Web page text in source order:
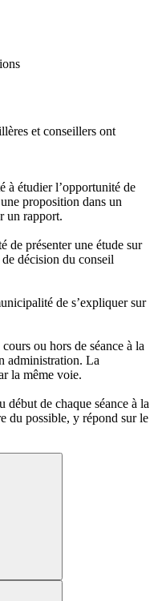
et conseillers ont
à étudier l’opportunité de
proposition dans un
un rapport.
de présenter une étude sur
décision du conseil
de s’expliquer sur
ou hors de séance à la
administration. La
la même voie.
début de chaque séance à la
du possible, y répond sur le